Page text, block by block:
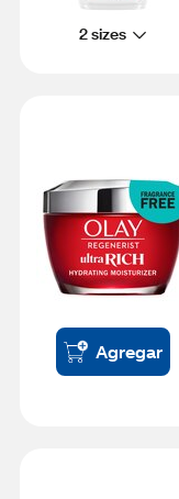
2 sizes
Agregar